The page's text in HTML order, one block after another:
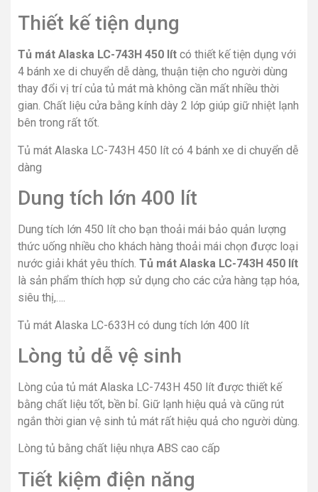
Thiết kế tiện dụng
Tủ mát Alaska LC-743H 450 lít có thiết kế tiện dụng với
4 bánh xe di chuyển dễ dàng, thuận tiện cho người dùng
thay đổi vị trí của tủ mát mà không cần mất nhiều thời
gian. Chất liệu cửa bằng kính dày 2 lớp giúp giữ nhiệt lạnh
bên trong rất tốt.
Tủ mát Alaska LC-743H 450 lít có 4 bánh xe di chuyển dễ
dàng
Dung tích lớn 400 lít
Dung tích lớn 450 lít cho bạn thoải mái bảo quản lượng
thức uống nhiều cho khách hàng thoải mái chọn được loại
nước giải khát yêu thích. Tủ mát Alaska LC-743H 450 lít
là sản phẩm thích hợp sử dụng cho các cửa hàng tạp hóa,
siêu thị,….
Tủ mát Alaska LC-633H có dung tích lớn 400 lít
Lòng tủ dễ vệ sinh
Lòng của tủ mát Alaska LC-743H 450 lít được thiết kế
bằng chất liệu tốt, bền bỉ. Giữ lạnh hiệu quả và cũng rút
ngắn thời gian vệ sinh tủ mát rất hiệu quả cho người dùng.
Lòng tủ bằng chất liệu nhựa ABS cao cấp
Tiết kiệm điện năng